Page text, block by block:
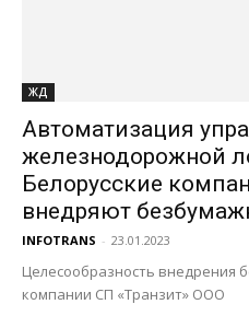
ЖД
Автоматизация
железнодорожной
Белорусские
внедряют
INFOTRANS - 23.01.2023
Целесообразность внедрения
компании СП «Транзит» ООО